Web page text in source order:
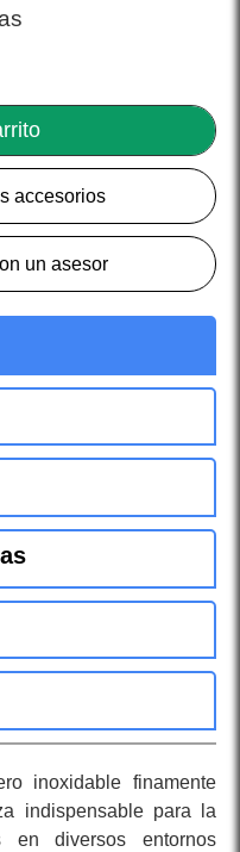
accesorios
un asesor
inoxidable finamente
indispensable para la
en diversos entornos